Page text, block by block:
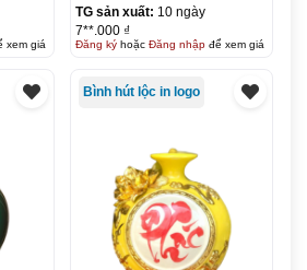
xem giá
TG sản xuất: 10 ngày
7**.000 ₫
Đăng kýhoặc Đăng nhậpđể xem giá
Bình hút lộc in logo